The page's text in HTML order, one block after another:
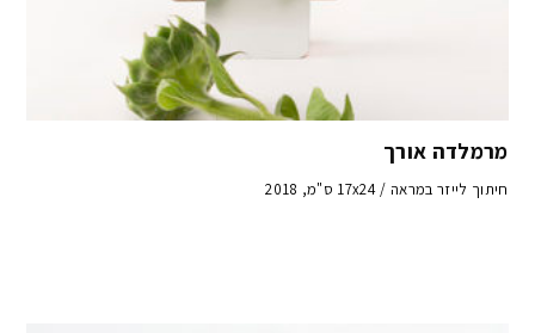
מרמלדה אורך
חיתוך לייזר במראה / 17x24 ס"מ, 2018